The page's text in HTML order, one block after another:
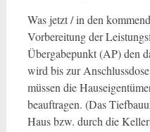
Was jetzt / in den
Vorbereitung der
Übergabepunkt (AP) den
wird bis zur
müssen die
beauftragen. (Das
Haus bzw. durch die